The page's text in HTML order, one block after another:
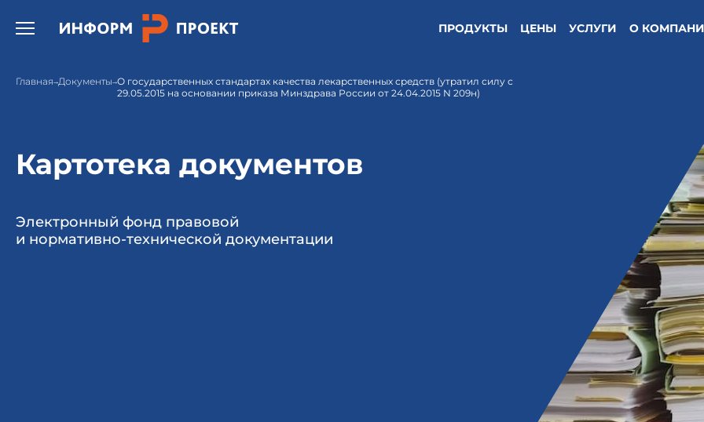
Открыть бургер меню. ПРОДУКТЫ ЦЕНЫ УСЛУГИ О
Главная Документы О государственных стандартах качества лекарственных средств (утратил силу с
29.05.2015 на основании приказа Минздрава России от 24.04.2015 N 209н)
Картотека документов
Электронный фонд правовой
и нормативно-технической документации